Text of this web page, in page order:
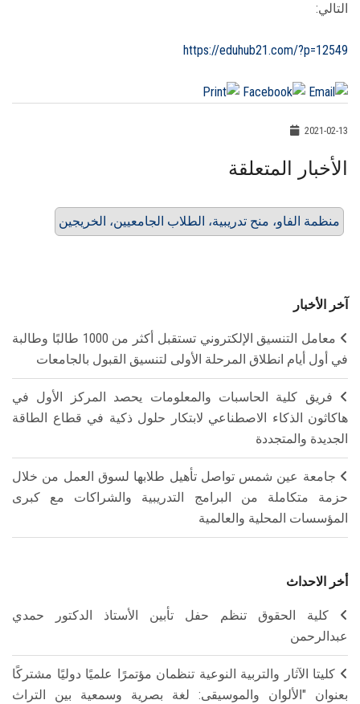
التالي:
https://eduhub21.com/?p=12549
2021-02-13
الأخبار المتعلقة
منظمة الفاو، منح تدريبية، الطلاب الجامعيين، الخريجين
آخر الأخبار
معامل التنسيق الإلكتروني تستقبل أكثر من 1000 طالبًا وطالبة
في أول أيام انطلاق المرحلة الأولى لتنسيق القبول بالجامعات
فريق كلية الحاسبات والمعلومات يحصد المركز الأول في
هاكاثون الذكاء الاصطناعي لابتكار حلول ذكية في قطاع الطاقة
الجديدة والمتجددة
جامعة عين شمس تواصل تأهيل طلابها لسوق العمل من خلال
حزمة متكاملة من البرامج التدريبية والشراكات مع كبرى
المؤسسات المحلية والعالمية
أخر الاحداث
كلية الحقوق تنظم حفل تأبين الأستاذ الدكتور حمدي
عبدالرحمن
كليتا الآثار والتربية النوعية تنظمان مؤتمرًا علميًا دوليًا مشتركًا
بعنوان "الألوان والموسيقى: لغة بصرية وسمعية بين التراث